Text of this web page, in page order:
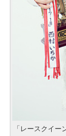
「レースクイ